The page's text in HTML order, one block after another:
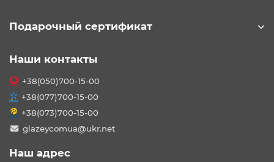
Подарочный сертификат
Наши контакты
+38(050)700-15-00
+38(077)700-15-00
+38(073)700-15-00
glazeycomua@ukr.net
Наш адрес